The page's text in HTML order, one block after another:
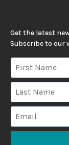
Get the latest
Subscribe to our